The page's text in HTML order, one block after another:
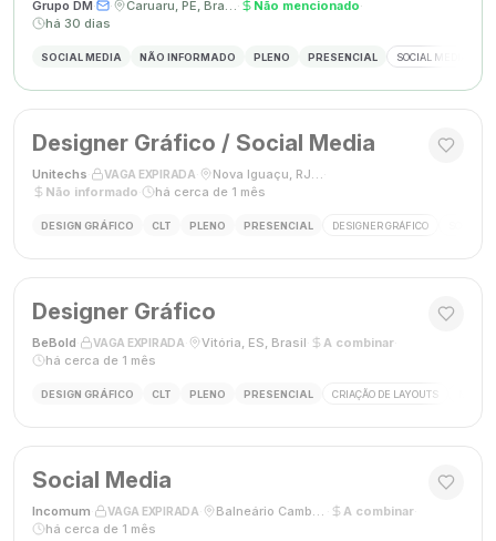
Grupo DM· · Caruaru, PE, Brasil· Não mencionado·
há 30 dias
SOCIAL MEDIA NÃO INFORMADO PLENO PRESENCIAL SOCIAL MEDIA
Designer Gráfico / Social Media
Unitechs VAGA EXPIRADA Nova Iguaçu, RJ, Brasil
Não informado
há cerca de 1 mês
DESIGN GRÁFICO CLT PLENO PRESENCIAL DESIGNER GRÁFICO
Designer Gráfico
BeBold VAGA EXPIRADA Vitória, ES, Brasil A combinar·
há cerca de 1 mês
DESIGN GRÁFICO CLT PLENO PRESENCIAL CRIAÇÃO DE LAYOUTS
Social Media
Incomum VAGA EXPIRADA Balneário Camboriú, SC A combinar·
há cerca de 1 mês